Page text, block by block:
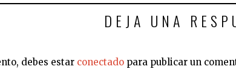
DEJA UNA
debes estar conectado para publicar un